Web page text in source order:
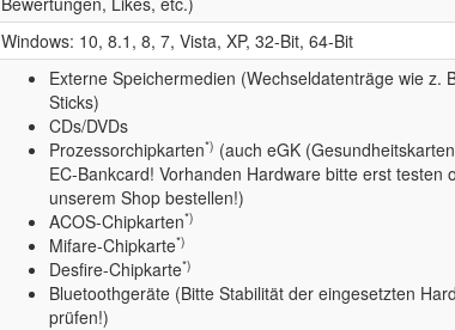
Windows: 10, 8.1, 8, 7, Vista, XP, 32-Bit, 64-Bit
Externe Speichermedien (Wechseldatenträge wie z.
Sticks)
CDs/DVDs
Prozessorchipkarten*) (auch eGK
EC-Bankcard! Vorhanden Hardware bitte erst testen
unserem Shop bestellen!)
ACOS-Chipkarten*)
Mifare-Chipkarte*)
Desfire-Chipkarte*)
Bluetoothgeräte (Bitte Stabilität der eingesetzten
prüfen!)